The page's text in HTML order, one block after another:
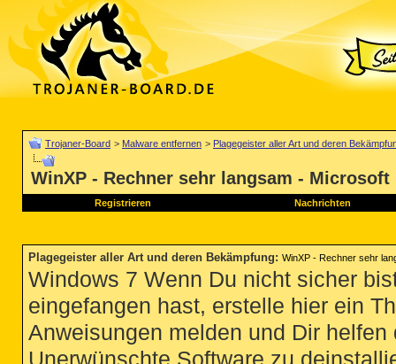
Trojaner-Board > Malware entfernen > Plagegeister aller Art und deren
WinXP - Rechner sehr langsam -
Registrieren Nachrichten
Plagegeister aller Art und deren Bekämpfung: WinXP - Rechner sehr
Windows 7 Wenn Du nicht sicher
eingefangen hast, erstelle hier ein
Anweisungen melden und Dir
Unerwünschte Software zu